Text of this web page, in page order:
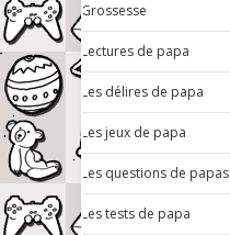
Grossesse
Lectures de papa
Les délires de papa
Les jeux de papa
Les questions de papas
Les tests de papa